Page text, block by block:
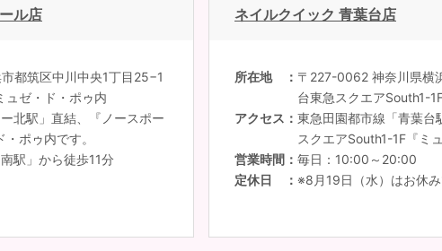
ル店
都筑区中川中央1丁目25−1
ュゼ・ド・ポゥ内
北駅」直結、『ノースポー
ポゥ内です。
駅」から徒歩11分
ネイルクイック 青葉台店
所在地
〒227-0062 神奈川県横
台東急スクエアSouth1-
アクセス
東急田園都市線「青葉台
スクエアSouth1-1F『ミ
営業時間
毎日：10:00～20:00
定休日
※8月19日（水）はお休